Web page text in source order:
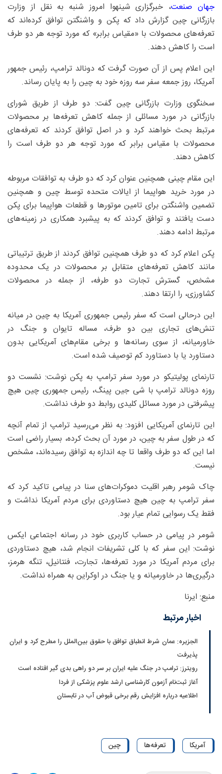
جهان صنعت، خبرگزاری شینهوا امروز شنبه به نقل از وزارت
بازرگانی چین گزارش داد که پکن و واشنگتن توافق کرده‌اند که
تعرفه‌های محصولات با «مقیاس برابر» که مورد توجه هر دو طرف
است را کاهش دهند.
این اعلام پس از آن صورت گرفت که دونالد ترامپ، رئیس جمهور
آمریکا، روز جمعه سفر سه روزه خود به چین را به پایان رساند.
سخنگوی وزارت بازرگانی چین گفت: دو طرف از طریق شورای
بازرگانی در مورد مسائلی از جمله کاهش تعرفه‌ها بر محصولات
مرتبط بحث خواهند کرد و در اصل توافق کردند که تعرفه‌های
محصولات با مقیاس برابر که مورد توجه هر دو طرف است را
کاهش دهند.
این مقام چینی همچنین عنوان کرد که دو طرف به توافقات مربوطه
در مورد خرید هواپیما از ایالات متحده توسط چین و همچنین
تضمین واشنگتن برای تامین موتورها و قطعات هواپیما برای پکن
دست یافتند و توافق کردند که به پیشبرد همکاری در زمینه‌های
مرتبط ادامه دهند.
پکن اعلام کرد که دو طرف همچنین توافق کردند از طریق ترتیباتی
مانند کاهش تعرفه‌های متقابل بر محصولات در یک محدوده
مشخص، گسترش تجارت دو طرفه، از جمله در محصولات
کشاورزی، را ارتقا دهند.
این درحالی است که سفر رئیس جمهوری آمریکا به چین در میانه
تنش‌های تجاری بین دو طرف، مساله تایوان و جنگ در
خاورمیانه، از سوی رسانه‌ها و برخی مقام‌های آمریکایی بدون
دستاورد یا با دستاورد کم توصیف شده است.
تارنمای پولیتیکو در مورد سفر ترامپ به پکن نوشت: نشست دو
روزه دونالد ترامپ با شی جین پینگ، رئیس جمهوری چین هیچ
پیشرفتی در مورد مسائل کلیدی روابط دو طرف نداشت.
این تارنمای آمریکایی افزود: به نظر می‌رسید ترامپ از تمام آنچه
که در طول سفر به چین، در مورد آن بحث کرده، بسیار راضی است
اما این که دو طرف واقعا تا چه اندازه به توافق رسیده‌اند، مشخص
نیست.
چاک شومر رهبر اقلیت دموکرات‌های سنا در پیامی تاکید کرد که
سفر ترامپ به چین هیچ دستاوردی برای مردم آمریکا نداشت و
فقط یک رسوایی تمام عیار بود.
شومر در پیامی در حساب کاربری خود در رسانه اجتماعی ایکس
نوشت: این سفر که با کلی تشریفات انجام شد، هیچ دستاوردی
برای مردم آمریکا در مورد تعرفه‌ها، تجارت، فنتانیل، تنگه هرمز،
درگیری‌ها در خاورمیانه و یا جنگ در اوکراین به همراه نداشت.
منبع: ایرنا
اخبار مرتبط
الجزیره: عمان شرط انطباق توافق با حقوق بین‌الملل را مطرح کرد و ایران
پذیرفت
رویترز: ترامپ در جنگ علیه ایران بر سر دو راهی بدی گیر افتاده است
آغاز ثبت‌نام‌ آزمون کارشناسی ارشد علوم پزشکی از فردا
اطلاعیه درباره افزایش رقم برخی قبوض آب در تابستان
آمریکا تعرفه‌ها چین